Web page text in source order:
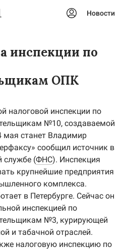
Новости
инспекции по
ОПК
налоговой инспекции по
№10, создаваемой
мая станет Владимир
сообщил источник в
службе (ФНС). Инспекция
крупнейшие предприятия
комплекса.
в Петербурге. Сейчас он
инспекцией по
№3, курирующей
и табачной отраслей.
налоговую инспекцию по